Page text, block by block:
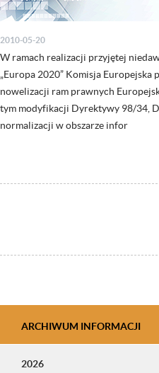
2010-05-20
W ramach realizacji przyjętej
„Europa 2020” Komisja Europejska
nowelizacji ram prawnych
tym modyfikacji Dyrektywy 98/34,
normalizacji w obszarze infor
ARCHIWUM INFORMACJI
2026